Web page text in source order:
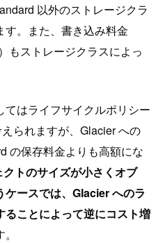
以外のストレージクラ
す。また、書き込み料金
もストレージクラスによっ
はライフサイクルポリシー
られますが、Glacier への
の保存料金よりも高額にな
クトのサイズが小さくオブ
ースでは、Glacier へのラ
ことによって逆にコスト増